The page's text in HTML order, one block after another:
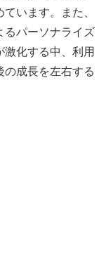
います。また、
るパーソナライズ
化する中、利用
成長を左右する